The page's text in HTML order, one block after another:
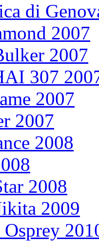
di
2007
2007
307
2007
2007
2008
2008
2009
Osprey